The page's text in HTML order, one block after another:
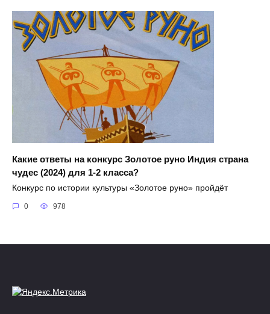
Какие ответы на конкурс Золотое руно Индия страна
чудес (2024) для 1-2 класса?
Конкурс по истории культуры «Золотое руно» пройдёт
0 978